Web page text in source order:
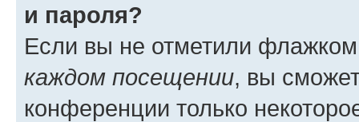
и пароля?
Если вы не отметили
каждом посещении, вы
конференции только